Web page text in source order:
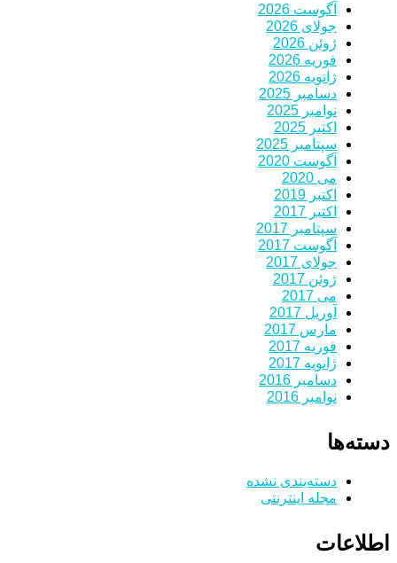
آگوست 2026
جولای 2026
ژوئن 2026
فوریه 2026
ژانویه 2026
دسامبر 2025
نوامبر 2025
اکتبر 2025
سپتامبر 2025
آگوست 2020
می 2020
اکتبر 2019
اکتبر 2017
سپتامبر 2017
آگوست 2017
جولای 2017
ژوئن 2017
می 2017
آوریل 2017
مارس 2017
فوریه 2017
ژانویه 2017
دسامبر 2016
نوامبر 2016
دسته‌ها
دسته‌بندی نشده
مجله اینترنتی
اطلاعات